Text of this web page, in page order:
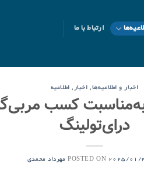
ارتباط با ما
اخبار و اطلاعیه‌ها, اخبار , اطلاعیه
کسب
درای‌تولینگ
POSTED ON 2025/01/ مهرداد محمدی